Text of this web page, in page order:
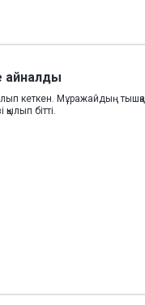
айналды
кеткен. Мұражайдың
бітті.